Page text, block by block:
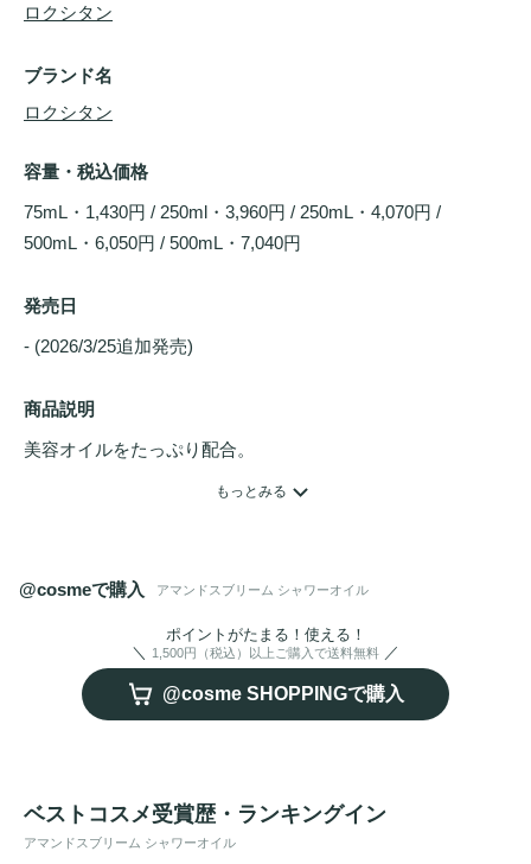
ロクシタン
ブランド名
ロクシタン
容量・税込価格
75mL・1,430円 / 250ml・3,960円 / 250mL・4,070円 /
500mL・6,050円 / 500mL・7,040円
発売日
- (2026/3/25追加発売)
商品説明
美容オイルをたっぷり配合。
濃密なオイルで肌をトリートメントしながら洗う、泡立てな
うるおい
と香りに包まれて、五感を満たすバスタイムを。
で、肌をトリートメント しながら洗浄。
・濡れた肌の上でオイルからミルク状に。オイルマッサージ
もっとみる
@cosmeで購入 アマンドスブリーム シャワーオイル
ポイントがたまる！使える！
1,500円（税込）以上ご購入で送料無料
@cosme SHOPPINGで購入
ベストコスメ受賞歴・ランキングイン
アマンドスブリーム シャワーオイル